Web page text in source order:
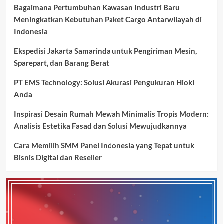
Bagaimana Pertumbuhan Kawasan Industri Baru
Meningkatkan Kebutuhan Paket Cargo Antarwilayah di
Indonesia
Ekspedisi Jakarta Samarinda untuk Pengiriman Mesin,
Sparepart, dan Barang Berat
PT EMS Technology: Solusi Akurasi Pengukuran Hioki
Anda
Inspirasi Desain Rumah Mewah Minimalis Tropis Modern:
Analisis Estetika Fasad dan Solusi Mewujudkannya
Cara Memilih SMM Panel Indonesia yang Tepat untuk
Bisnis Digital dan Reseller